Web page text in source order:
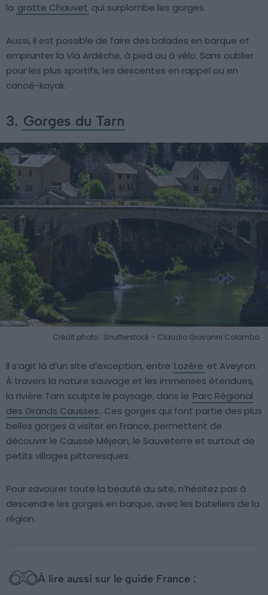
la grotte Chauvet qui surplombe les gorges.
Aussi, il est possible de faire des balades en barque et
emprunter la Via Ardèche, à pied ou à vélo. Sans oublier
pour les plus sportifs, les descentes en rappel ou en
canoë-kayak.
3. Gorges du Tarn
Crédit photo : Shutterstock – Claudio Giovanni Colombo
Il s’agit là d’un site d’exception, entre Lozère et Aveyron.
À travers la nature sauvage et les immenses étendues,
la rivière Tarn sculpte le paysage, dans le Parc Régional
des Grands Causses. Ces gorges qui font partie des plus
belles gorges à visiter en France, permettent de
découvrir le Causse Méjean, le Sauveterre et surtout de
petits villages pittoresques.
Pour savourer toute la beauté du site, n’hésitez pas à
descendre les gorges en barque, avec les bateliers de la
région.
À lire aussi sur le guide France :